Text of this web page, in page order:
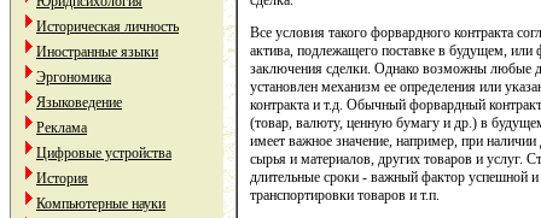
Историческая личность
Иностранные языки
Эргономика
Языковедение
Реклама
Цифровые устройства
История
Компьютерные науки
Все условия такого форвардного контракта
актива, подлежащего поставке в будущем, или
заключения сделки. Однако возможны любые
установлен механизм ее определения или
контракта и т.д. Обычный форвардный
(товар, валюту, ценную бумагу и др.) в
имеет важное значение, например, при
сырья и материалов, других товаров и услуг.
длительные сроки - важный фактор успешной
транспортировки товаров и т.п.